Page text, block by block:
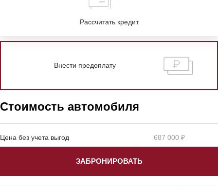
Рассчитать кредит
Внести предоплату
Стоимость автомобиля
Цена без учета выгод 687 000 ₽
ЗАБРОНИРОВАТЬ